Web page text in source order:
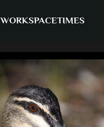
WORKSPACETIMES